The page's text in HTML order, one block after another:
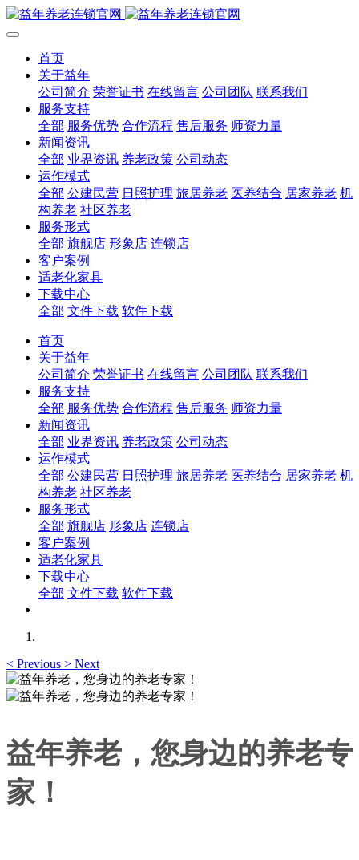
首页
关于益年
公司简介 荣誉证书 在线留言 公司团队 联系我们
服务支持
全部 服务优势 合作流程 售后服务 师资力量
新闻资讯
全部 业界资讯 养老政策 公司动态
运作模式
全部 公建民营 日照护理 旅居养老 医养结合 居家养老 机
构养老 社区养老
服务形式
全部 旗舰店 形象店 连锁店
客户案例
适老化家具
下载中心
全部 文件下载 软件下载
首页
关于益年
公司简介 荣誉证书 在线留言 公司团队 联系我们
服务支持
全部 服务优势 合作流程 售后服务 师资力量
新闻资讯
全部 业界资讯 养老政策 公司动态
运作模式
全部 公建民营 日照护理 旅居养老 医养结合 居家养老 机
构养老 社区养老
服务形式
全部 旗舰店 形象店 连锁店
客户案例
适老化家具
下载中心
全部 文件下载 软件下载
< Previous > Next
益年养老，您身边的养老专
家！